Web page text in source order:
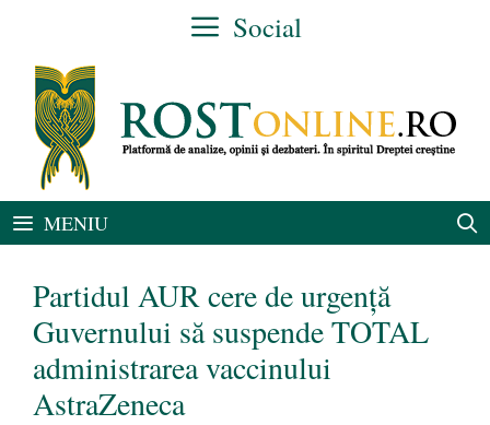
conținut
Social
MENIU
Partidul AUR cere de urgență
Guvernului să suspende TOTAL
administrarea vaccinului
AstraZeneca